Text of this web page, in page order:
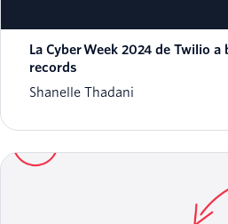
La Cyber Week 2024 de Twilio
records
Shanelle Thadani